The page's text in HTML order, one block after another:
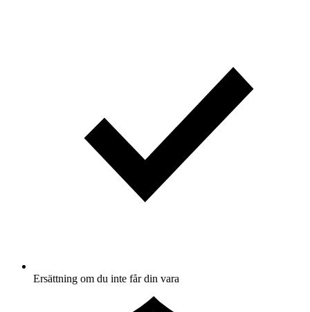
Ersättning om du inte får din vara